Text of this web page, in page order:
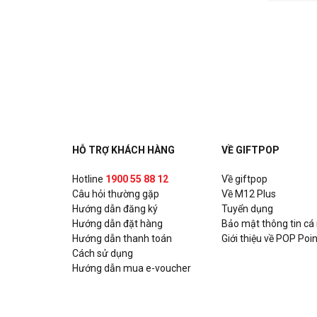
HỖ TRỢ KHÁCH HÀNG
Hotline 1900 55 88 12
Câu hỏi thường gặp
Hướng dẫn đăng ký
Hướng dẫn đặt hàng
Hướng dẫn thanh toán
Cách sử dụng
Hướng dẫn mua e-voucher
VỀ GIFTPOP
Về giftpop
Về M12 Plus
Tuyển dụng
Bảo mật thông tin cá
Giới thiệu về POP